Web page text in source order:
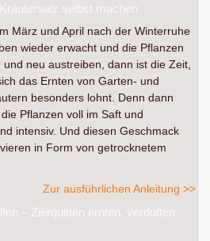
selbst machen
März und April nach der Winterruhe
wieder erwacht und die Pflanzen
und neu austreiben, dann ist die Zeit,
das Ernten von Garten- und
besonders lohnt. Denn dann
Pflanzen voll im Saft und
intensiv. Und diesen Geschmack
in Form von getrocknetem
Zur ausführlichen Anleitung >>
– Zierquitten ernten, verduften